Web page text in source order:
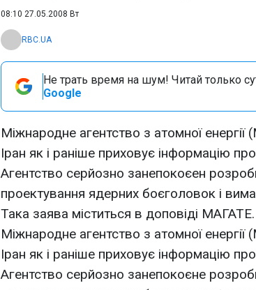
08:10 27.05.2008 Вт
RBC.UA
Не трать время на шум! Читай только
Google
Міжнародне агентство з атомної
Іран як і раніше приховує інформацію
Агентство серйозно занепокоєен
проектування ядерних боєголовок і
Така заява міститься в доповіді МАГАТЕ.
Міжнародне агентство з атомної
Іран як і раніше приховує інформацію
Агентство серйозно занепокоєне